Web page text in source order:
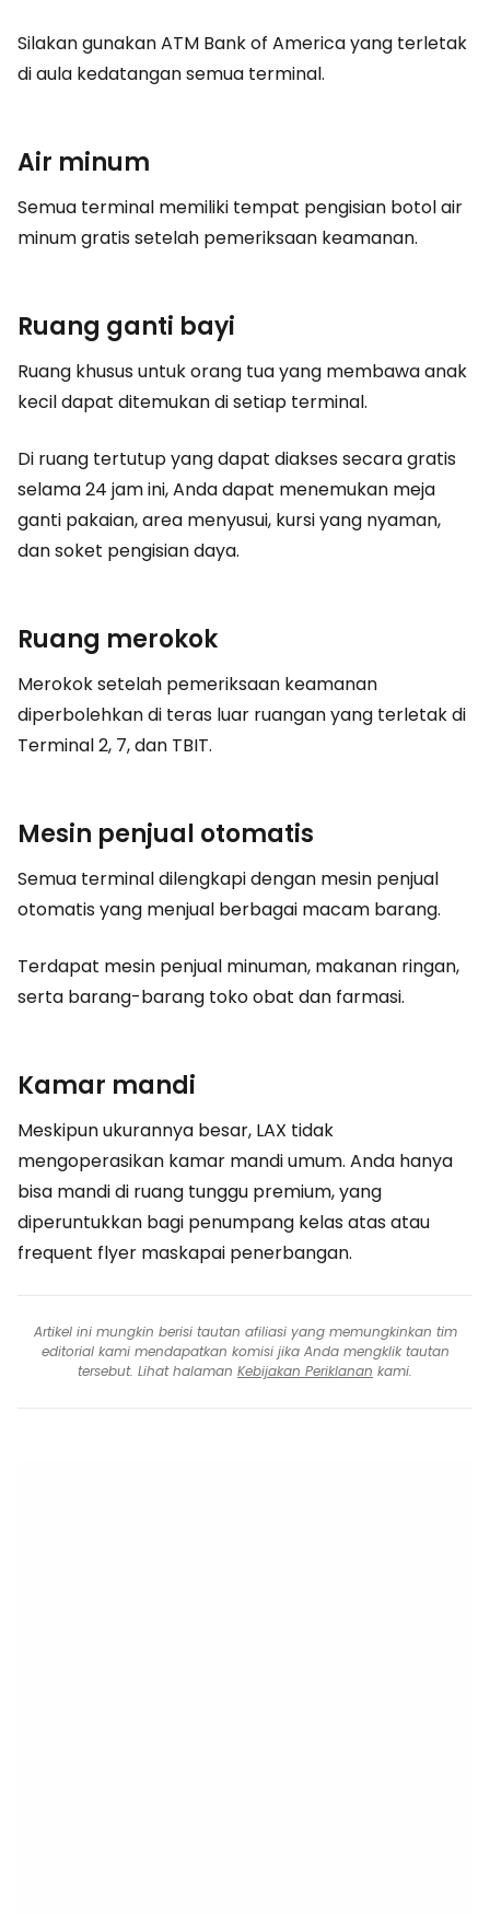
Silakan gunakan ATM Bank of America yang terletak
di aula kedatangan semua terminal.
Air minum
Semua terminal memiliki tempat pengisian botol air
minum gratis setelah pemeriksaan keamanan.
Ruang ganti bayi
Ruang khusus untuk orang tua yang membawa anak
kecil dapat ditemukan di setiap terminal.
Di ruang tertutup yang dapat diakses secara gratis
selama 24 jam ini, Anda dapat menemukan meja
ganti pakaian, area menyusui, kursi yang nyaman,
dan soket pengisian daya.
Ruang merokok
Merokok setelah pemeriksaan keamanan
diperbolehkan di teras luar ruangan yang terletak di
Terminal 2, 7, dan TBIT.
Mesin penjual otomatis
Semua terminal dilengkapi dengan mesin penjual
otomatis yang menjual berbagai macam barang.
Terdapat mesin penjual minuman, makanan ringan,
serta barang-barang toko obat dan farmasi.
Kamar mandi
Meskipun ukurannya besar, LAX tidak
mengoperasikan kamar mandi umum. Anda hanya
bisa mandi di ruang tunggu premium, yang
diperuntukkan bagi penumpang kelas atas atau
frequent flyer maskapai penerbangan.
Artikel ini mungkin berisi tautan afiliasi yang memungkinkan tim
editorial kami mendapatkan komisi jika Anda mengklik tautan
tersebut. Lihat halaman Kebijakan Periklanan kami.